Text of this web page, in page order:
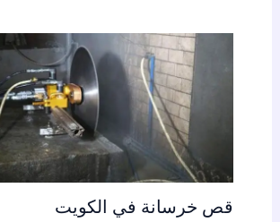
قص خرسانة في الكويت